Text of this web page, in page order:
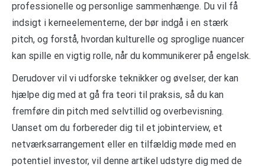
professionelle og personlige sammenhænge. Du vil få
indsigt i kerneelementerne, der bør indgå i en stærk
pitch, og forstå, hvordan kulturelle og sproglige nuancer
kan spille en vigtig rolle, når du kommunikerer på engelsk.
Derudover vil vi udforske teknikker og øvelser, der kan
hjælpe dig med at gå fra teori til praksis, så du kan
fremføre din pitch med selvtillid og overbevisning.
Uanset om du forbereder dig til et jobinterview, et
netværksarrangement eller en tilfældig møde med en
potentiel investor, vil denne artikel udstyre dig med de